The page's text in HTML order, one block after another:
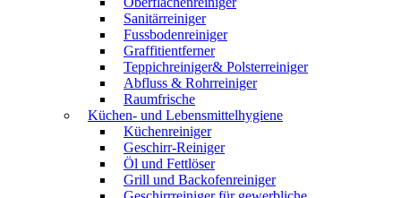
Sanitärreiniger
Fussbodenreiniger
Graffitientferner
Teppichreiniger& Polsterreiniger
Abfluss & Rohrreiniger
Raumfrische
Küchen- und Lebensmittelhygiene
Küchenreiniger
Geschirr-Reiniger
Öl und Fettlöser
Grill und Backofenreiniger